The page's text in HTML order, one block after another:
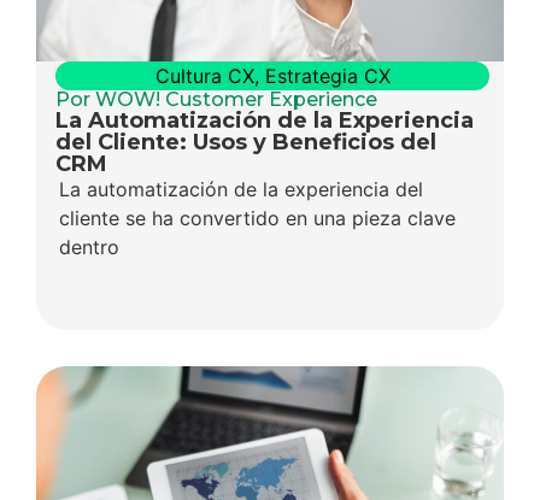
Cultura CX, Estrategia CX
Por WOW! Customer Experience
La Automatización de la Experiencia
del Cliente: Usos y Beneficios del
CRM
La automatización de la experiencia del
cliente se ha convertido en una pieza clave
dentro